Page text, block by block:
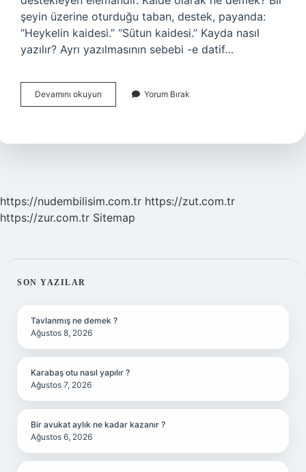
şeyin üzerine oturduğu taban, destek, payanda:
“Heykelin kaidesi.” “Sütun kaidesi.” Kayda nasıl
yazılır? Ayrı yazılmasının sebebi -e datif…
Devamını okuyun
Mı
Yorum Bırak
https://nudembilisim.com.tr https://zut.com.tr
https://zur.com.tr Sitemap
SIDEBAR
SON YAZILAR
Tavlanmış ne demek ?
Ağustos 8, 2026
Karabaş otu nasıl yapılır ?
Ağustos 7, 2026
Bir avukat aylık ne kadar kazanır ?
Ağustos 6, 2026